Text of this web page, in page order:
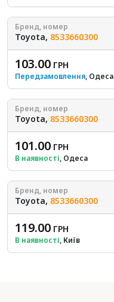
Бренд, номер
Toyota, 8533660300
103.00 ГРН
Передзамовлення, Одеса
Бренд, номер
Toyota, 8533660300
101.00 ГРН
В наявності, Одеса
Бренд, номер
Toyota, 8533660300
119.00 ГРН
В наявності, Київ